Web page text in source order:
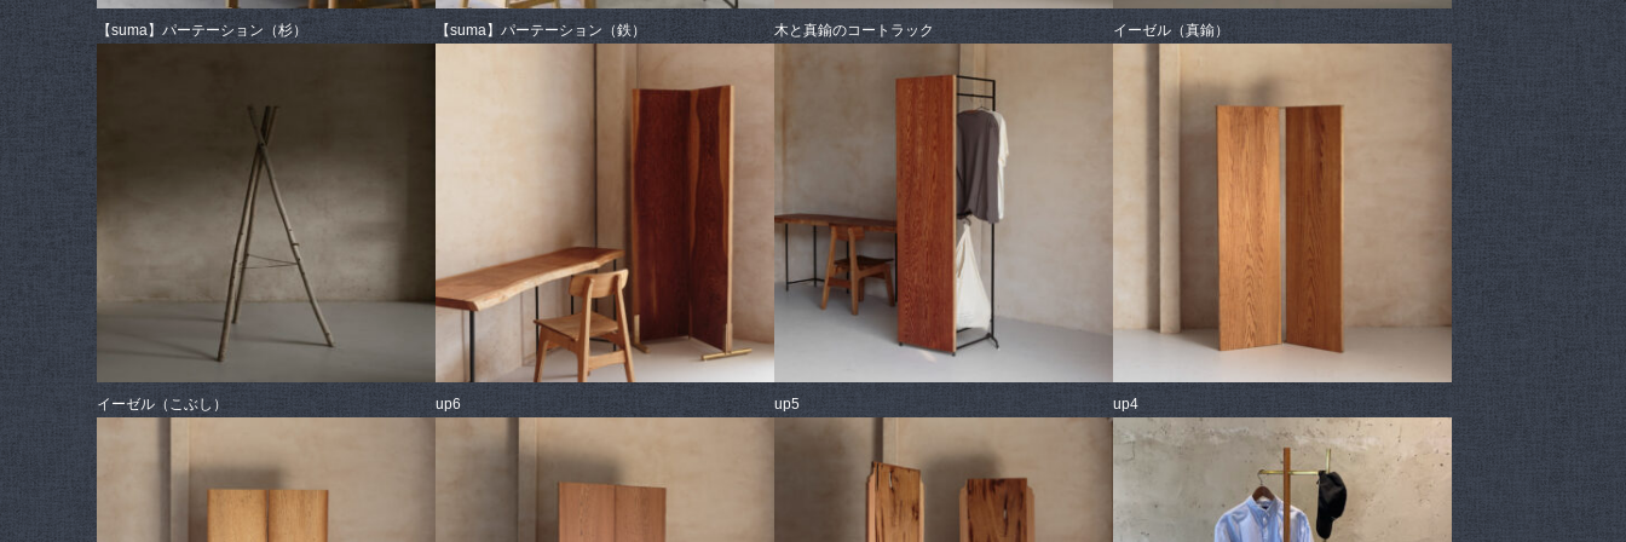
【suma】パーテーション（杉） 【suma】パーテーション（鉄） 木と真鍮のコートラック イーゼル（真鍮）
イーゼル（こぶし） up6 up5 up4